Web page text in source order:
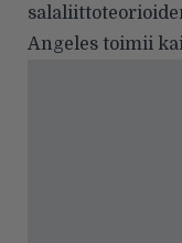
Angeles toimii